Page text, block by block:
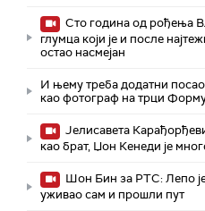
Сто година од рођења
глумца који је и после
остао насмејан
И њему треба додатни
као фотограф на трци
Јелисавета
као брат, Џон Кенеди је
Шон Бин за РТС: Лепо
уживао сам и прошли пут